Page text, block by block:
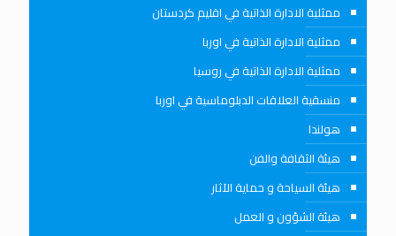
ممثلية الادارة الذاتية في اقليم كردستان
ممثلية الادارة الذاتية في اوربا
ممثلية الادارة الذاتية في روسيا
منسقية العلاقات الدبلوماسية في اوربا
هولندا
هيئة الثقافة والفن
هيئة السياحة و حماية الآثار
هيئة الشؤون و العمل